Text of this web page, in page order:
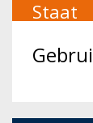
Staat